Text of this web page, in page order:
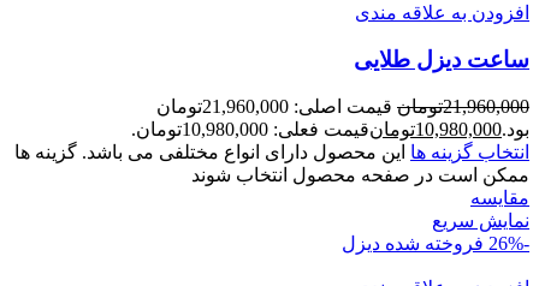
افزودن به علاقه مندی
ساعت ديزل طلايی
21,960,000تومان
قیمت اصلی: 21,960,000تومان
بود.10,980,000تومانقیمت فعلی: 10,980,000تومان.
انتخاب گزینه ها این محصول دارای انواع مختلفی می باشد. گزینه ها
ممکن است در صفحه محصول انتخاب شوند
مقايسه
نمایش سریع
-26%
فروخته شده دیزل